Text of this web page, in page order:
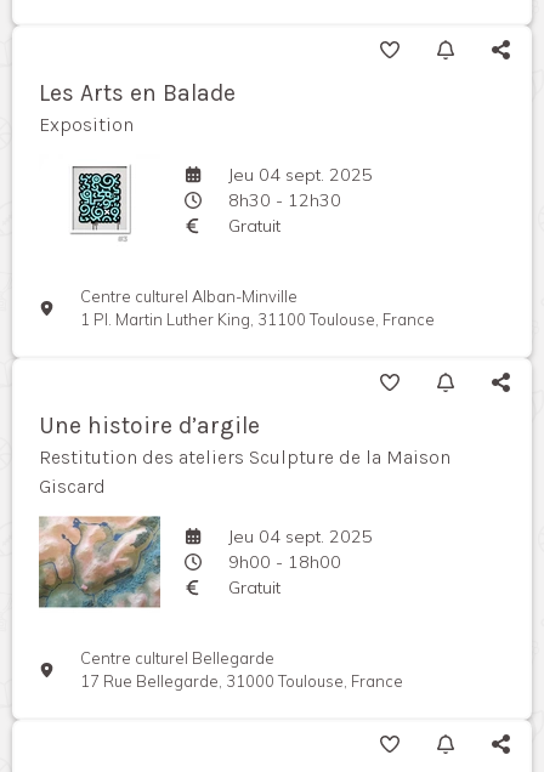
Les Arts en Balade
Exposition
Jeu 04 sept. 2025
8h30 - 12h30
Gratuit
Centre culturel Alban-Minville
1 Pl. Martin Luther King, 31100 Toulouse, France
Une histoire d’argile
Restitution des ateliers Sculpture de la Maison
Giscard
Jeu 04 sept. 2025
9h00 - 18h00
Gratuit
Centre culturel Bellegarde
17 Rue Bellegarde, 31000 Toulouse, France